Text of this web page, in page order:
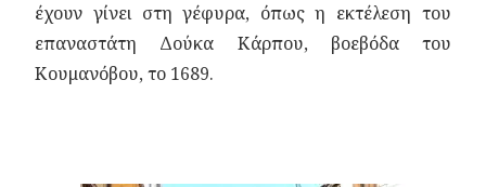
έχουν γίνει στη γέφυρα, όπως η εκτέλεση του
επαναστάτη Δούκα Κάρπου, βοεβόδα του
Κουμανόβου, το 1689.